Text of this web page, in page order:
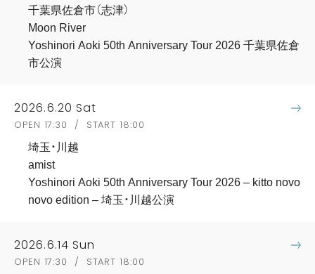
千葉県佐倉市（志津）
Moon River
Yoshinori Aoki 50th Anniversary Tour 2026 千葉県佐倉
市公演
2026.6.20 Sat
OPEN 17:30 / START 18:00
埼玉・川越
amist
Yoshinori Aoki 50th Anniversary Tour 2026 – kitto novo
novo edition – 埼玉・川越公演
2026.6.14 Sun
OPEN 17:30 / START 18:00